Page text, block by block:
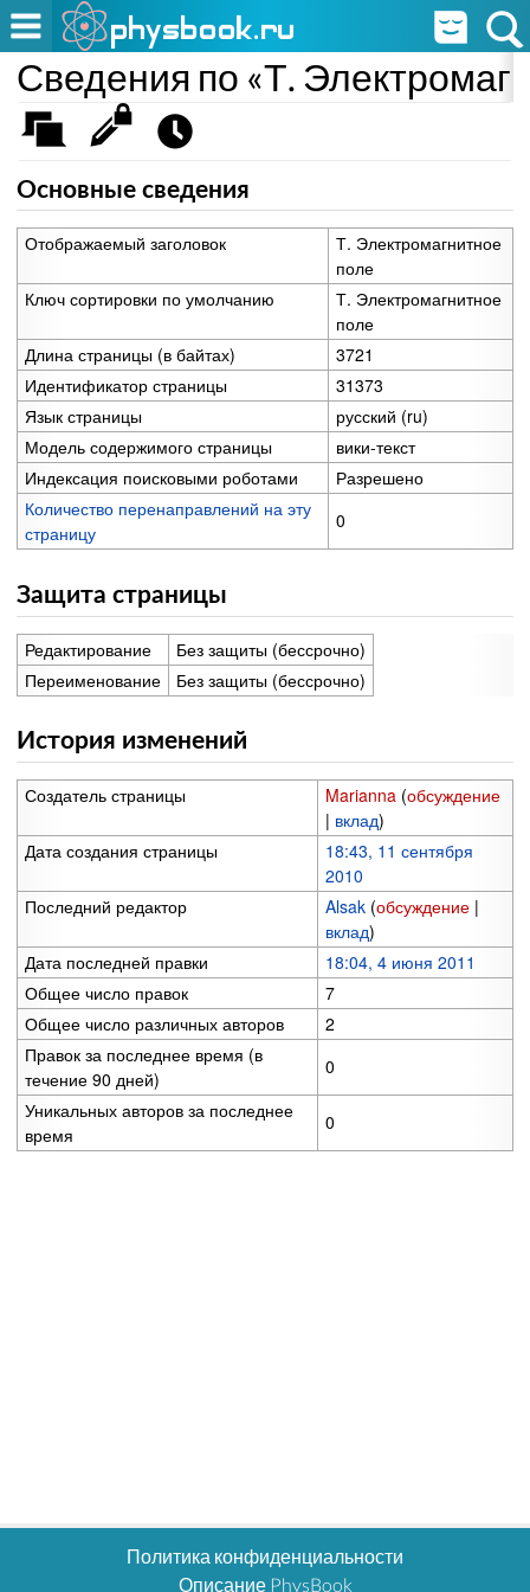
Сведения по «Т.
Основные сведения
Отображаемый заголовок
Т. Электромагнитное
поле
Ключ сортировки по умолчанию
Т. Электромагнитное
поле
Длина страницы (в байтах)
3721
Идентификатор страницы
31373
Язык страницы
русский (ru)
Модель содержимого страницы
вики-текст
Индексация поисковыми роботами
Разрешено
Количество перенаправлений на эту
страницу
0
Защита страницы
Редактирование
Без защиты (бессрочно)
Переименование
Без защиты (бессрочно)
История изменений
Создатель страницы Marianna (обсуждение
| вклад)
Дата создания страницы
18:43, 11 сентября
2010
Последний редактор
Alsak (обсуждение|
вклад)
Дата последней правки
18:04, 4 июня 2011
Общее число правок
7
Общее число различных авторов
2
Правок за последнее время (в
течение 90 дней)
0
Уникальных авторов за последнее
время
0
Политика конфиденциальности
Описание PhysBook